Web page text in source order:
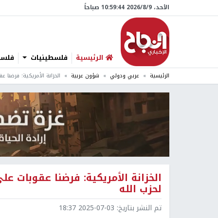
الأحد، 9/‏8/‏2026 10:59:45 صباحاً
الرئيسية فلسطينيات
الرئيسية عربي ودولي شؤون عربية الخزانة الأمريكية:
الخزانة الأمريكية: فرضنا
لحزب الله
تم النشر بتاريخ: 2025-07-03 18:37